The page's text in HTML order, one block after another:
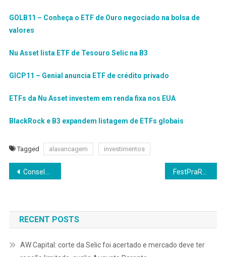
GOLB11 – Conheça o ETF de Ouro negociado na bolsa de
valores
Nu Asset lista ETF de Tesouro Selic na B3
GICP11 – Genial anuncia ETF de crédito privado
ETFs da Nu Asset investem em renda fixa nos EUA
BlackRock e B3 expandem listagem de ETFs globais
Tagged alavancagem investimentos
Navegação
Post
Conselhos em tempos turbulentos: o papel da governança e os riscos geopolíticos
RECENT POSTS
AW Capital: corte da Selic foi acertado e mercado deve ter